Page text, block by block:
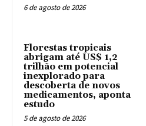
6 de agosto de 2026
Florestas tropicais
abrigam até US$ 1,2
trilhão em potencial
inexplorado para
descoberta de novos
medicamentos, aponta
estudo
5 de agosto de 2026